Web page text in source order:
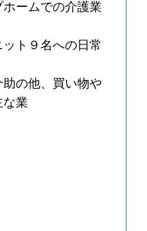
ームでの介護業
ット９名への日常
助の他、買い物や
な業